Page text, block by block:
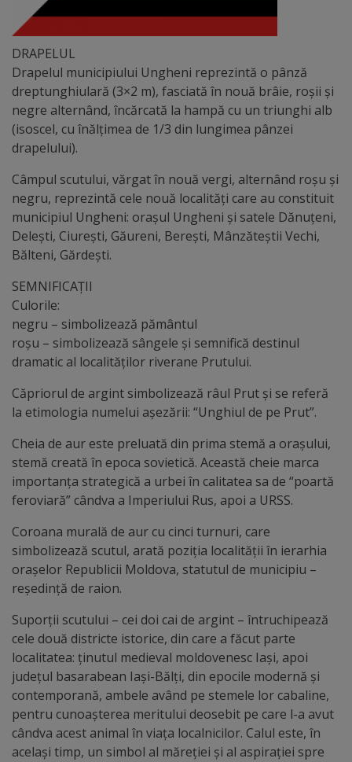
Monumente
arhitecturale
Personalități
marcante
Sportivi
de
performanță
Orașul
în
imagini
Galerie
video
Galerii
foto
Administrație
Primărie
Primar
Viceprimari
Organigrama
Aparatul
primăriei
DRAPELUL
Drapelul municipiului Ungheni reprezintă o pânză
dreptunghiulară (3×2 m), fasciată în nouă brâie, roşii şi
negre alternând, încărcată la hampă cu un triunghi alb
(isoscel, cu înălţimea de 1/3 din lungimea pânzei
drapelului).
Câmpul scutului, vărgat în nouă vergi, alternând roşu şi
negru, reprezintă cele nouă localităţi care au constituit
municipiul Ungheni: oraşul Ungheni şi satele Dănuţeni,
Deleşti, Ciureşti, Găureni, Bereşti, Mânzăteştii Vechi,
Bălteni, Gărdeşti.
SEMNIFICAȚII
Culorile:
negru – simbolizează pământul
roşu – simbolizează sângele și semnifică destinul
dramatic al localităţilor riverane Prutului.
Căpriorul de argint simbolizează râul Prut și se referă
la etimologia numelui aşezării: “Unghiul de pe Prut”.
Cheia de aur este preluată din prima stemă a oraşului,
stemă creată în epoca sovietică. Această cheie marca
importanţa strategică a urbei în calitatea sa de “poartă
feroviară” cândva a Imperiului Rus, apoi a URSS.
Coroana murală de aur cu cinci turnuri, care
simbolizează scutul, arată poziţia localităţii în ierarhia
oraşelor Republicii Moldova, statutul de municipiu –
reşedinţă de raion.
Suporţii scutului – cei doi cai de argint – întruchipează
cele două districte istorice, din care a făcut parte
localitatea: ţinutul medieval moldovenesc Iaşi, apoi
judeţul basarabean Iaşi-Bălţi, din epocile modernă şi
contemporană, ambele având pe stemele lor cabaline,
pentru cunoaşterea meritului deosebit pe care l-a avut
cândva acest animal în viaţa localnicilor. Calul este, în
acelaşi timp, un simbol al măreţiei şi al aspiraţiei spre